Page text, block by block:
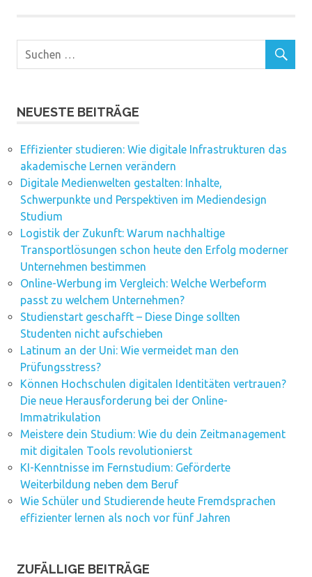
NEUESTE BEITRÄGE
Effizienter studieren: Wie digitale Infrastrukturen das
akademische Lernen verändern
Digitale Medienwelten gestalten: Inhalte,
Schwerpunkte und Perspektiven im Mediendesign
Studium
Logistik der Zukunft: Warum nachhaltige
Transportlösungen schon heute den Erfolg moderner
Unternehmen bestimmen
Online-Werbung im Vergleich: Welche Werbeform
passt zu welchem Unternehmen?
Studienstart geschafft – Diese Dinge sollten
Studenten nicht aufschieben
Latinum an der Uni: Wie vermeidet man den
Prüfungsstress?
Können Hochschulen digitalen Identitäten vertrauen?
Die neue Herausforderung bei der Online-
Immatrikulation
Meistere dein Studium: Wie du dein Zeitmanagement
mit digitalen Tools revolutionierst
KI-Kenntnisse im Fernstudium: Geförderte
Weiterbildung neben dem Beruf
Wie Schüler und Studierende heute Fremdsprachen
effizienter lernen als noch vor fünf Jahren
ZUFÄLLIGE BEITRÄGE